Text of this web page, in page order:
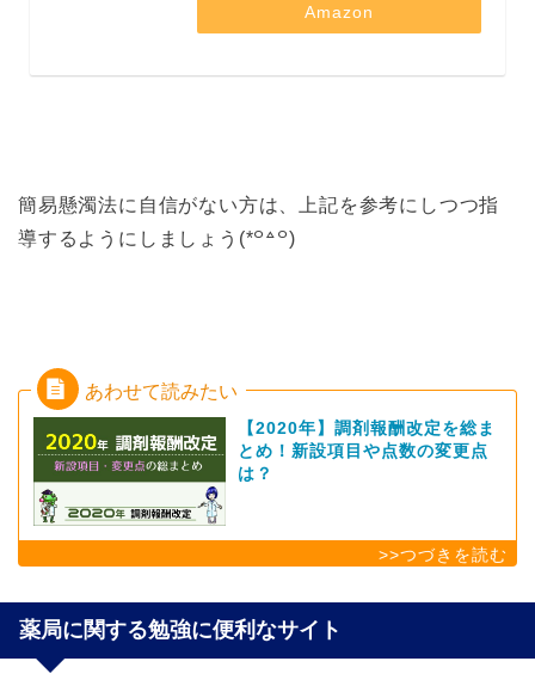
Amazon
簡易懸濁法に自信がない方は、上記を参考にしつつ指
導するようにしましょう(*꒪꒫꒪)
【2020年】調剤報酬改定を総ま
とめ！新設項目や点数の変更点
は？
薬局に関する勉強に便利なサイト